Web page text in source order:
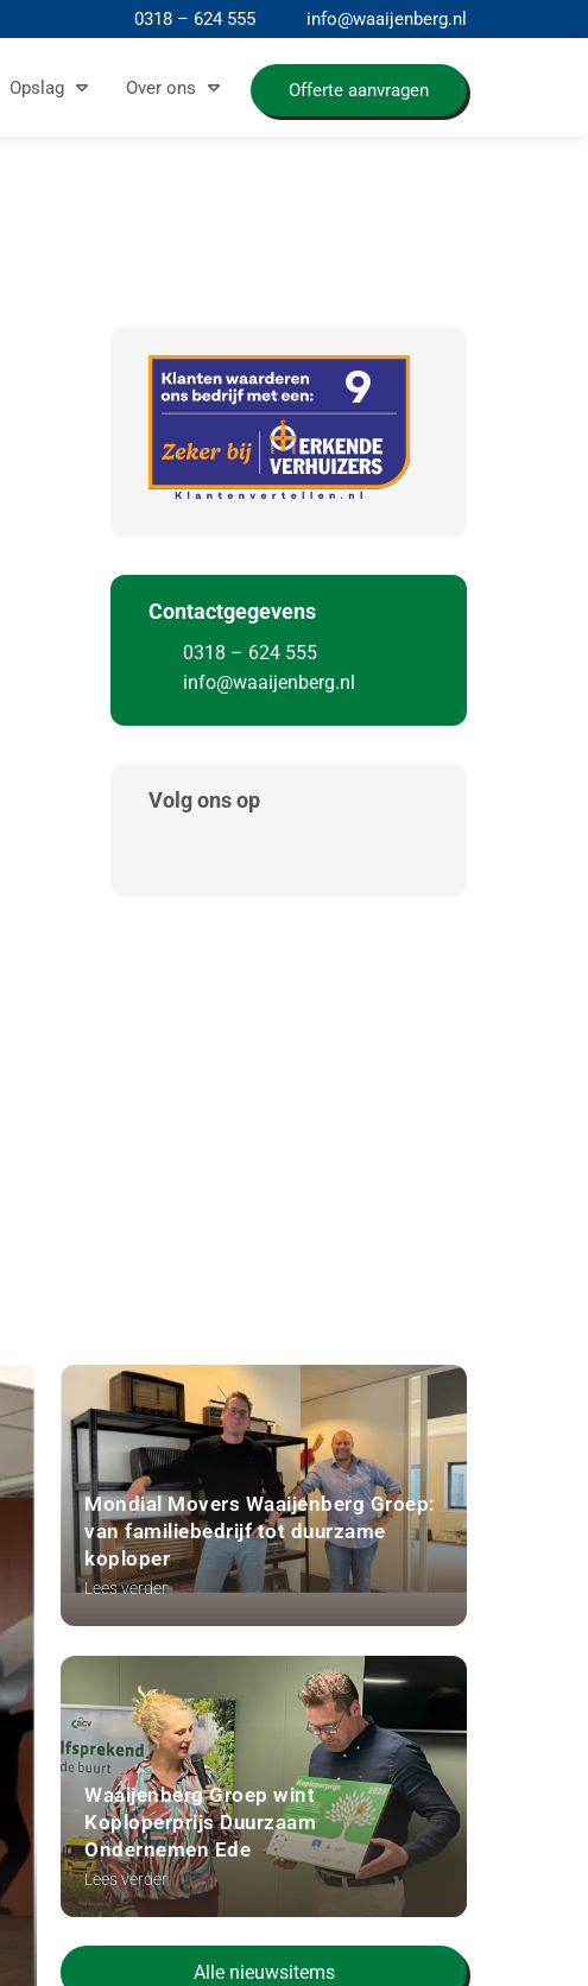
0318 – 624 555 info@waaijenberg.nl
Opslag Over ons Offerte aanvragen
Contactgegevens
0318 – 624 555
info@waaijenberg.nl
Volg ons op
Mondial Movers Waaijenberg Groep:
van familiebedrijf tot duurzame
koploper
Lees verder
Waaijenberg Groep wint
Koploperprijs Duurzaam
Ondernemen Ede
Lees verder
Alle nieuwsitems